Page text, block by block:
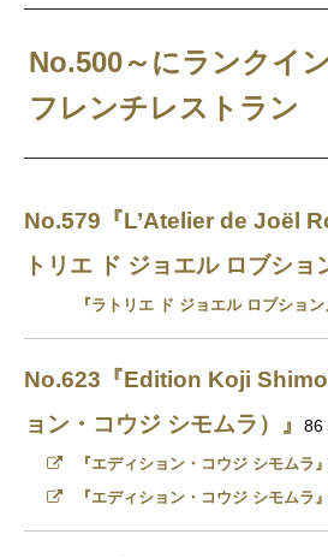
No.500～にランクイ
フレンチレストラン
No.579『L’Atelier de Joël
トリエ ド ジョエル ロブショ
『ラトリエ ド ジョエル ロブショ
No.623『Edition Koji
ョン・コウジ シモムラ）』
86
『エディション・コウジ シモムラ
『エディション・コウジ シモムラ